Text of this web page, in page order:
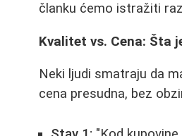
članku ćemo istražiti
Kvalitet vs. Cena: Šta
Neki ljudi smatraju da
cena presudna, bez